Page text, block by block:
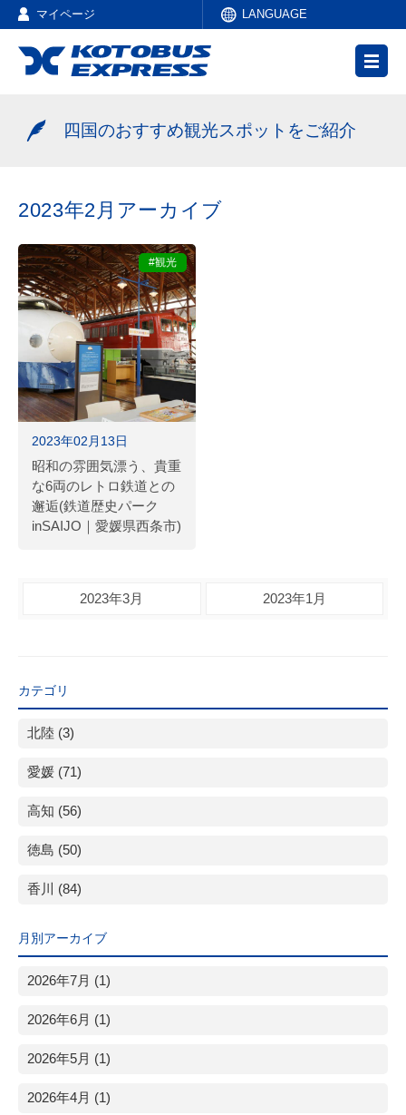
LANGUAGE
マイページ
四国のおすすめ観光スポットをご紹介
2023年2月アーカイブ
#観光
2023年02月13日
昭和の雰囲気漂う、貴重
な6両のレトロ鉄道との
邂逅(鉄道歴史パーク
inSAIJO｜愛媛県西条市)
2023年1月
2023年3月
カテゴリ
北陸 (3)
愛媛 (71)
高知 (56)
徳島 (50)
香川 (84)
月別アーカイブ
2026年7月 (1)
2026年6月 (1)
2026年5月 (1)
2026年4月 (1)